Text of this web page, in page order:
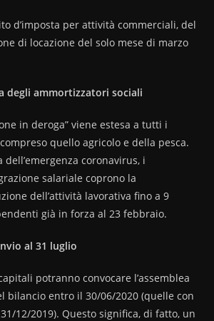
d’imposta per attività commerciali, del
di locazione del solo mese di marzo
degli ammortizzatori sociali
in deroga” viene estesa a tutti i
quello agricolo e della pesca.
dell’emergenza coronavirus, i
salariale coprono la
dell’attività lavorativa fino a 9
già in forza al 23 febbraio.
al 31 luglio
potranno convocare l’assemblea
bilancio entro il 30/06/2020 (quelle con
12/2019). Questo significa, di fatto, un